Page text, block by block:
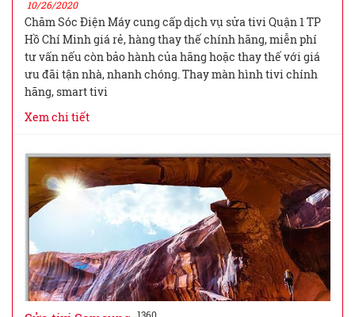
10/26/2020
Chăm Sóc Điện Máy cung cấp dịch vụ sửa tivi Quận 1 TP
Hồ Chí Minh giá rẻ, hàng thay thế chính hãng, miễn phí
tư vấn nếu còn bảo hành của hãng hoặc thay thế với giá
ưu đãi tận nhà, nhanh chóng. Thay màn hình tivi chính
hãng, smart tivi
Xem chi tiết